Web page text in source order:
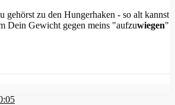
gehörst zu den Hungerhaken - so alt kannst
Dein Gewicht gegen meins "aufzuwiegen"